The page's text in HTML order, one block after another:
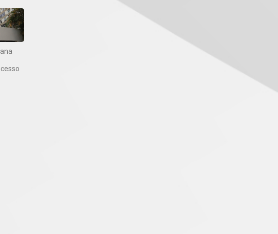
finalista do Prêmio Jabuti